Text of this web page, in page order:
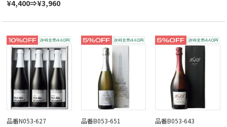
¥4,400⇒¥3,960
品番N053-627
品番B053-651
品番B053-643